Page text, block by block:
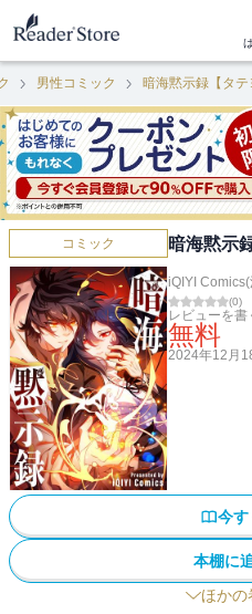
男性コミック 暗海黙示録【タテ
コミック 暗海黙示
iQIYI
(0)
レビューを書
無料
2024年12月
今
本棚に
ほかの